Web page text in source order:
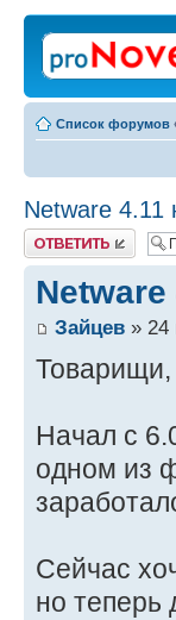
Список форумов ‹
Netware 4.11
Ответить
Зайцев » 24
Начал с
одном из
Сейчас
но теперь